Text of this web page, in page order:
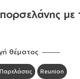
με
θέματος
Reunion